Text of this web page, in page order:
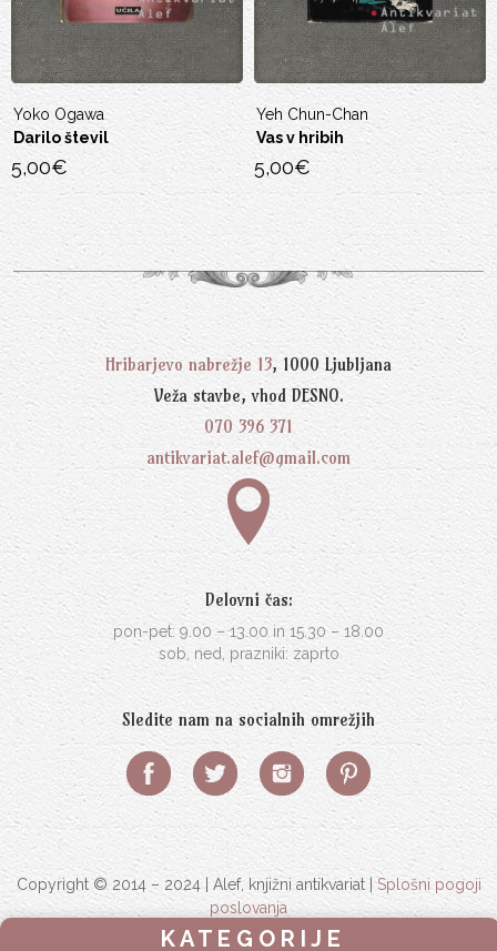
Yeh Chun-Chan
Vas v hribih
5,00
Vladimir
Asan
18,00 €
Hribarjevo nabrežje 13, 1000 Ljubljana
Veža stavbe, vhod DESNO.
070 396 371
antikvariat.alef@gmail.com
Delovni čas:
pon-pet: 9.00 – 13.00 in 15.30 – 18.00
sob, ned, prazniki: zaprto
Sledite nam na socialnih omrežjih
Copyright © 2014 – 2024 | Alef, knjižni antikvariat |Splošni pogoji
poslovanja
K A T E G O R I J E